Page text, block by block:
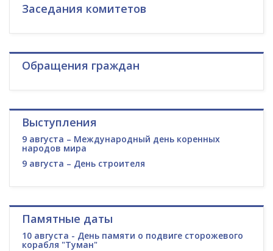
Заседания комитетов
Обращения граждан
Выступления
9 августа – Международный день коренных
народов мира
9 августа – День строителя
Памятные даты
10 августа - День памяти о подвиге сторожевого
корабля "Туман"